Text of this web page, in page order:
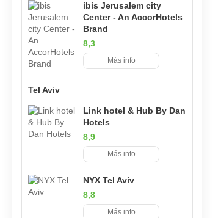
ibis Jerusalem city
Center - An AccorHotels
Brand
8,3
Más info
Tel Aviv
Link hotel & Hub By Dan
Hotels
8,9
Más info
NYX Tel Aviv
8,8
Más info